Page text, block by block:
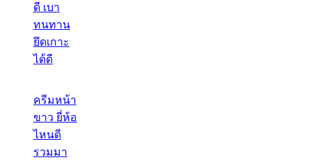
ดี เบา
ทนทาน
ยึดเกาะ
ได้ดี
ครีมหน้า
ขาว ยี่ห้อ
ไหนดี
รวมมา